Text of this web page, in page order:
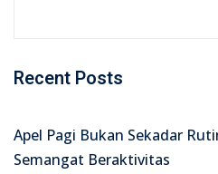
Recent Posts
Apel Pagi Bukan Sekadar
Semangat Beraktivitas